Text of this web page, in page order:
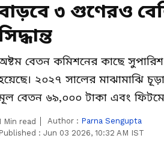
৩ গুণেরও
বেতন কমিশনের কাছে
২০২৭ সালের মাঝামাঝি
বেতন ৬৯,০০০ টাকা এবং
Min read Author : Parna Sengupta
Published : Jun 03 2026, 10:32 AM IST